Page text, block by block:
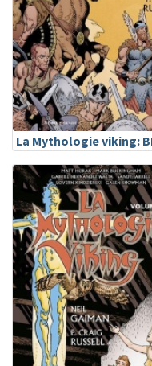
La Mythologie viking: